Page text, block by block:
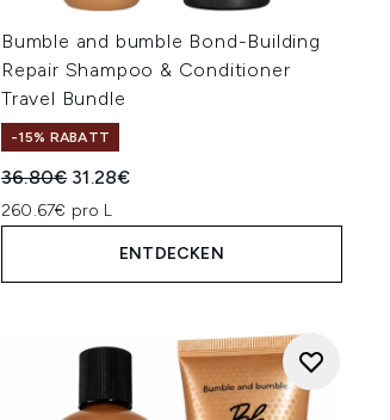
Bumble and bumble Bond-Building
Repair Shampoo & Conditioner
Travel Bundle
-15% RABATT
Unverbindliche Preisempfehlung:
36.80€ Aktueller Preis:
31.28€
260.67€ pro L
ENTDECKEN